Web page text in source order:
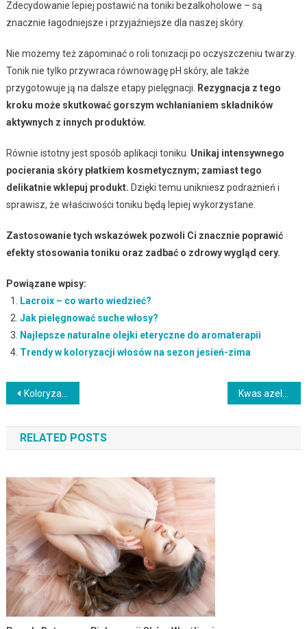
Zdecydowanie lepiej postawić na toniki bezalkoholowe – są
znacznie łagodniejsze i przyjaźniejsze dla naszej skóry.
Nie możemy też zapominać o roli tonizacji po oczyszczeniu twarzy.
Tonik nie tylko przywraca równowagę pH skóry, ale także
przygotowuje ją na dalsze etapy pielęgnacji.
Rezygnacja z tego
kroku może skutkować gorszym wchłanianiem składników
aktywnych z innych produktów.
Równie istotny jest sposób aplikacji toniku. Unikaj intensywnego
pocierania skóry płatkiem kosmetycznym; zamiast tego
delikatnie wklepuj produkt. Dzięki temu unikniesz podrażnień i
sprawisz, że właściwości toniku będą lepiej wykorzystane.
Zastosowanie tych wskazówek pozwoli Ci znacznie poprawić
efekty stosowania toniku oraz zadbać o zdrowy wygląd cery.
Powiązane wpisy:
Lacroix – co warto wiedzieć?
Jak pielęgnować suche włosy?
Najlepsze naturalne olejki eteryczne do aromaterapii
Trendy w koloryzacji włosów na sezon jesień-zima
Nawigacja
wpisu
Koloryzacja włosów metodą tapiru – naturalne przejścia kolorów
RELATED POSTS